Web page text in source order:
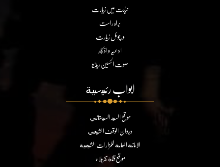
نیابت میں زیارت
براہ راست
ورچوئل زیارت
ادعیہ و اذکار
صوت الحسین ریڈیو
ابواب رئيسية
موقع السيد السيستاني
ديوان الوقف الشيعي
الامانة العامة للمزارات الشيعية
موقع قناة كربلاء